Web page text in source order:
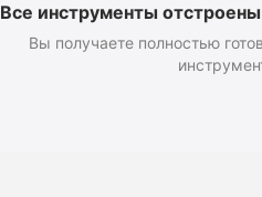
Все инструменты
Вы получаете полностью